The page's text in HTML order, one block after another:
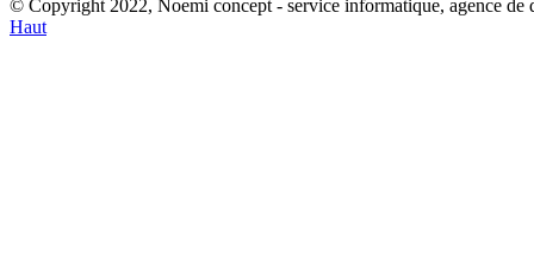
© Copyright 2022, Noemi concept - service informatique, agence
Haut